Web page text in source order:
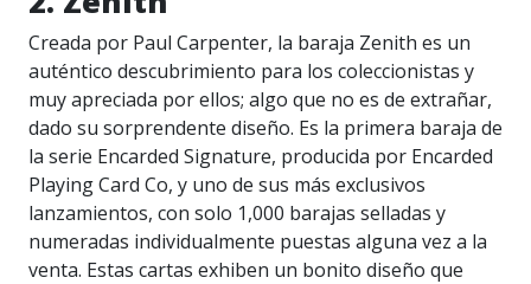
Creada por Paul Carpenter, la baraja Zenith es un
auténtico descubrimiento para los coleccionistas y
muy apreciada por ellos; algo que no es de extrañar,
dado su sorprendente diseño. Es la primera baraja de
la serie Encarded Signature, producida por Encarded
Playing Card Co, y uno de sus más exclusivos
lanzamientos, con solo 1,000 barajas selladas y
numeradas individualmente puestas alguna vez a la
venta. Estas cartas exhiben un bonito diseño que